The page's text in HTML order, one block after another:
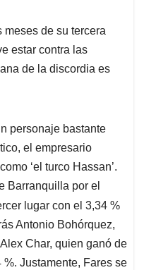
de su tercera
estar contra las
de la discordia es
personaje bastante
el empresario
‘el turco Hassan’.
Barranquilla por el
lugar con el 3,34 %
Antonio Bohórquez,
Char, quien ganó de
Justamente, Fares se